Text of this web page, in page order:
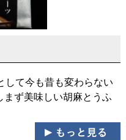
して今も昔も変わらない
ず美味しい胡麻とうふ